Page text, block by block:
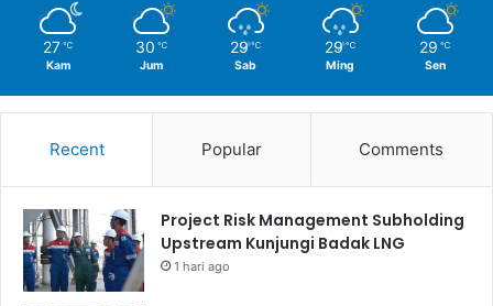
27 ℃
Kam
30 ℃
Jum
29 ℃
Sab
29 ℃
Ming
29 ℃
Sen
Recent Popular Comments
Project Risk Management Subholding
Upstream Kunjungi Badak LNG
1 hari ago